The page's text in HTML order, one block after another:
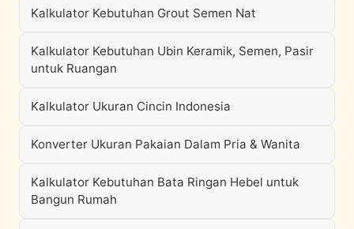
Kalkulator Kebutuhan Grout Semen Nat
Kalkulator Kebutuhan Ubin Keramik, Semen, Pasir
untuk Ruangan
Kalkulator Ukuran Cincin Indonesia
Konverter Ukuran Pakaian Dalam Pria & Wanita
Kalkulator Kebutuhan Bata Ringan Hebel untuk
Bangun Rumah